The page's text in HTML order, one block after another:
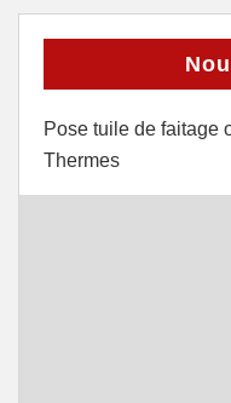
Pose tuile de faitage
Thermes